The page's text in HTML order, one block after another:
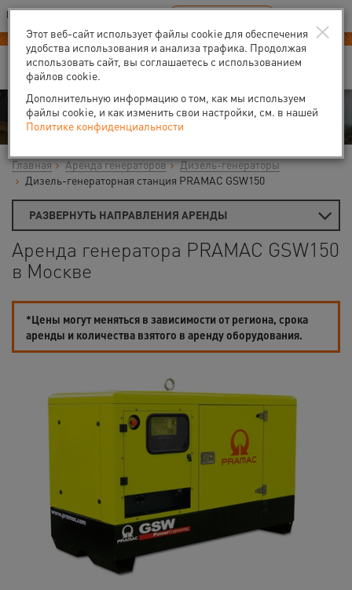
Ваш город:Москва
В Вашем регионе нет наших офисов RU EN
Аренда
Главная Аренда генераторов
Дизель-генераторы
Дизель-генераторная станция PRAMAC GSW150
РАЗВЕРНУТЬ НАПРАВЛЕНИЯ АРЕНДЫ
Аренда генератора PRAMAC GSW150
в Москве
*Цены могут меняться в зависимости от региона, срока
аренды и количества взятого в аренду оборудования.
×
Этот веб-сайт использует файлы cookie для обеспечения
удобства использования и анализа трафика. Продолжая
использовать сайт, вы соглашаетесь с использованием
файлов cookie.
Дополнительную информацию о том, как мы используем
файлы cookie, и как изменить свои настройки, см. в нашей
Политике конфиденциальности